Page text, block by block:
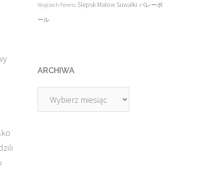
Wojciech Ferens Ślepsk Malow Suwałki バレーボ
ール
ARCHIWA
Archiwa